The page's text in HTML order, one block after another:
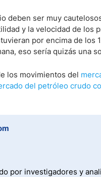
deben ser muy
y la velocidad de
por encima de los
eso sería quizás una
los movimientos del
del petróleo crudo
por investigadores y